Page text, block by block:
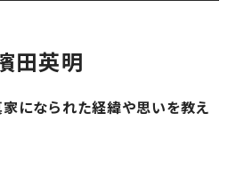
田英明
になられた経緯や思いを教え